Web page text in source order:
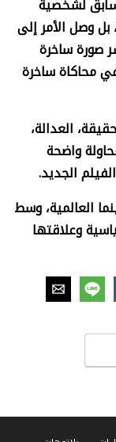
لشخصية
بل وصل الأمر إلى
صورة ساخرة
محاكاة ساخرة
العدالة،
واضحة
الجديد.
العالمية، وسط
وعلاقتها